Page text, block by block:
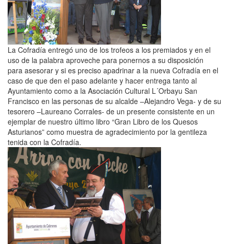
La Cofradía entregó uno de los trofeos a los premiados y en el
uso de la palabra aproveche para ponernos a su disposición
para asesorar y si es preciso apadrinar a la nueva Cofradía en el
caso de que den el paso adelante y hacer entrega tanto al
Ayuntamiento como a la Asociación Cultural L´Orbayu San
Francisco en las personas de su alcalde –Alejandro Vega- y de su
tesorero –Laureano Corrales- de un presente consistente en un
ejemplar de nuestro último libro “Gran Libro de los Quesos
Asturianos” como muestra de agradecimiento por la gentileza
tenida con la Cofradía.